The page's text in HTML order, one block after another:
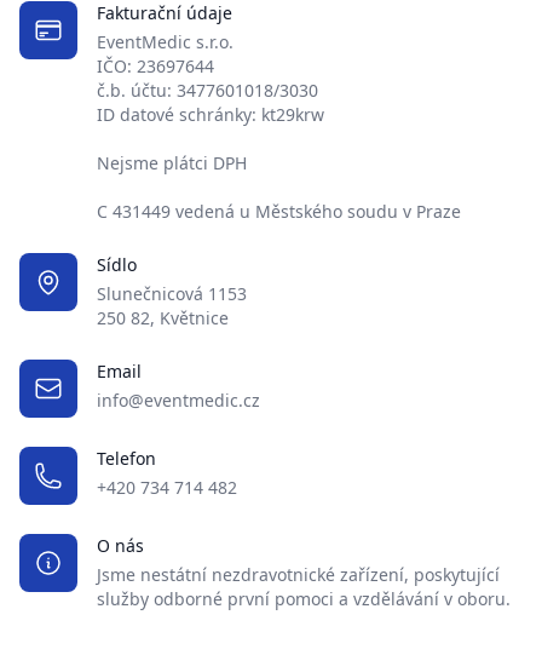
Fakturační údaje
EventMedic s.r.o.
IČO: 23697644
č.b. účtu: 3477601018/3030
ID datové schránky: kt29krw
Nejsme plátci DPH
C 431449 vedená u Městského soudu v Praze
Sídlo
Slunečnicová 1153
250 82, Květnice
Email
info@eventmedic.cz
Telefon
+420 734 714 482
O nás
Jsme nestátní nezdravotnické zařízení, poskytující
služby odborné první pomoci a vzdělávání v oboru.